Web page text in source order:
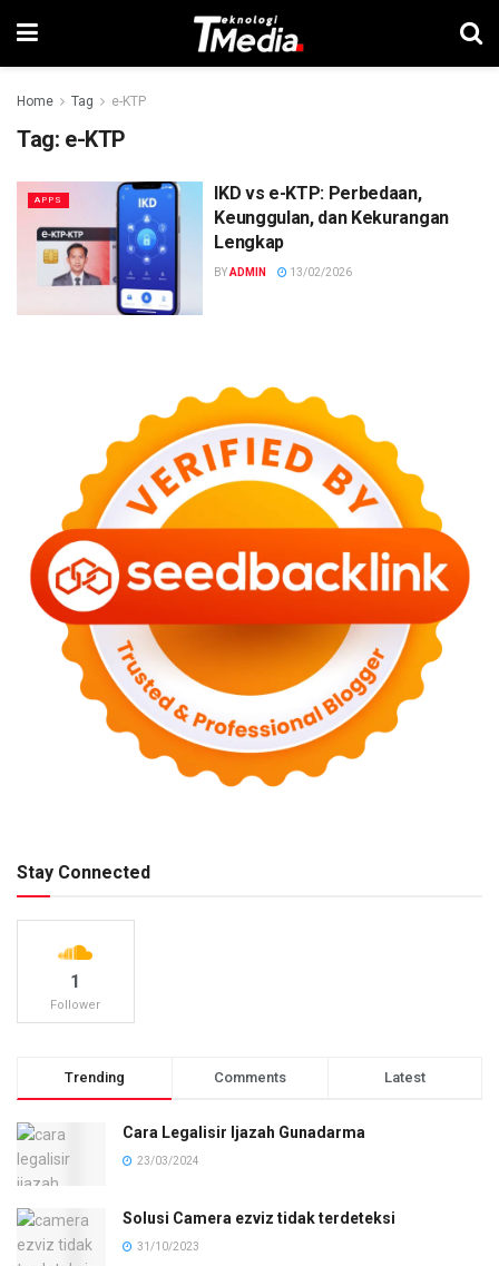
Home Tag e-KTP
Tag: e-KTP
APPS
IKD vs e-KTP: Perbedaan,
Keunggulan, dan Kekurangan
Lengkap
BYADMIN 13/02/2026
Stay Connected
1
Follower
Trending Comments Latest
Cara Legalisir Ijazah Gunadarma
23/03/2024
Solusi Camera ezviz tidak terdeteksi
31/10/2023